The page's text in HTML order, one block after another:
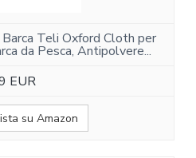
Teli Oxford Cloth per
da Pesca, Antipolvere...
EUR
su Amazon